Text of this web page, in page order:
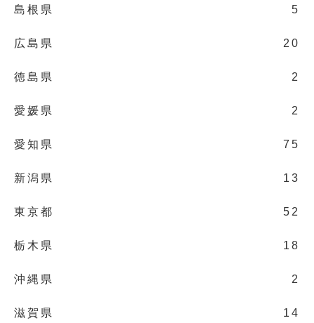
島根県 5
広島県 20
徳島県 2
愛媛県 2
愛知県 75
新潟県 13
東京都 52
栃木県 18
沖縄県 2
滋賀県 14